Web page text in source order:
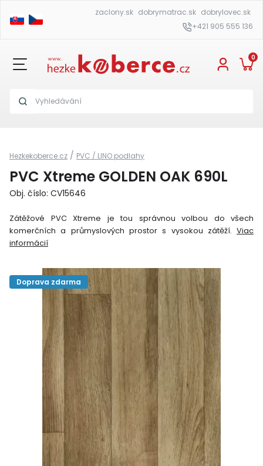
zaclony.sk dobrymatrac.sk dobrylovec.sk
+421 905 555 136
0
Hezkekoberce.cz / PVC / LINO podlahy
PVC Xtreme GOLDEN OAK 690L
Obj. číslo: CV15646
Zátěžové PVC Xtreme je tou správnou volbou do všech
komerčních a průmyslových prostor s vysokou zátěží. Viac
informácií
Doprava zdarma